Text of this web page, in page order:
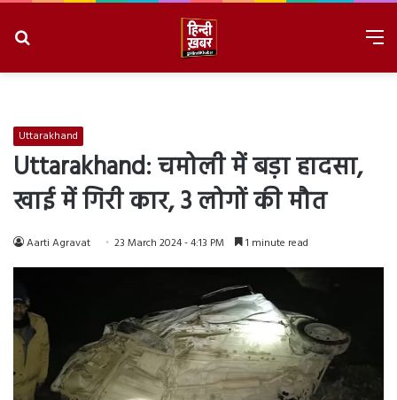
Uttarakhand
Uttarakhand: चमोली में बड़ा हादसा,
खाई में गिरी कार, 3 लोगों की मौत
Aarti Agravat 23 March 2024 - 4:13 PM 1 minute read